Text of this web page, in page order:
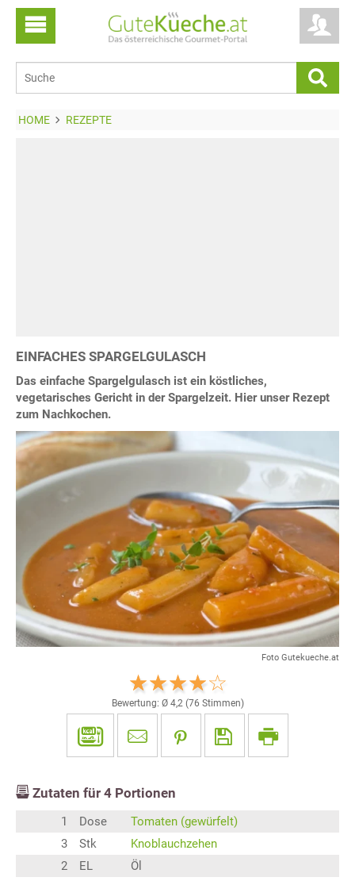
HOME REZEPTE
EINFACHES SPARGELGULASCH
Das einfache Spargelgulasch ist ein köstliches,
vegetarisches Gericht in der Spargelzeit. Hier unser Rezept
zum Nachkochen.
Foto Gutekueche.at
Bewertung: Ø 4,2(76 Stimmen)
Zutaten für 4 Portionen
1 Dose
Tomaten (gewürfelt)
3
Stk
Knoblauchzehen
2
EL
Öl